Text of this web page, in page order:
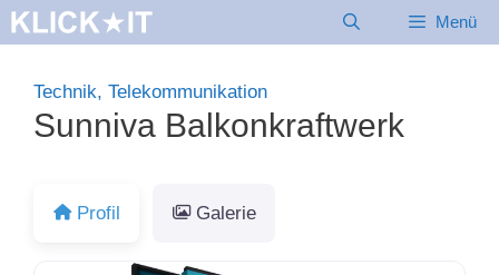
Zum
Inhalt
Menü
Technik, Telekommunikation
Sunniva Balkonkraftwerk
Profil Galerie